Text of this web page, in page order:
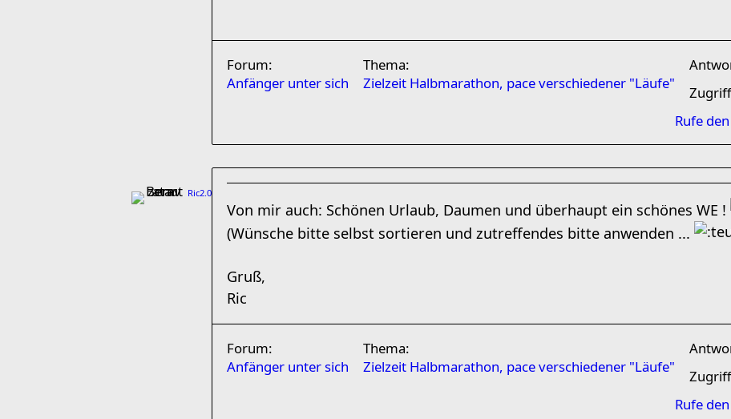
Forum:
Anfänger unter sich
Thema:
Zielzeit Halbmarathon, pace verschiedener "Läufe"
Rufe
Ric2.0
Von mir auch: Schönen Urlaub, Daumen und überhaupt ein schönes WE !
(Wünsche bitte selbst sortieren und zutreffendes bitte anwenden ...
Gruß,
Ric
Forum:
Anfänger unter sich
Thema:
Zielzeit Halbmarathon, pace verschiedener "Läufe"
Rufe